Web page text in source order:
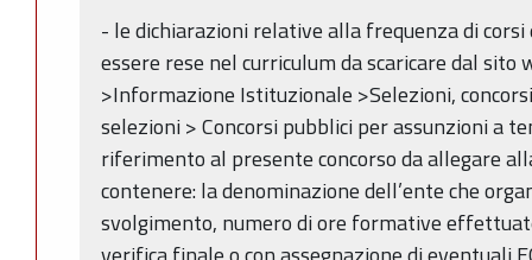
- le dichiarazioni relative alla frequenza di
essere rese nel curriculum da scaricare dal sito
>Informazione Istituzionale >Selezioni,
selezioni > Concorsi pubblici per assunzioni a
riferimento al presente concorso da allegare
contenere: la denominazione dell’ente che
svolgimento, numero di ore formative